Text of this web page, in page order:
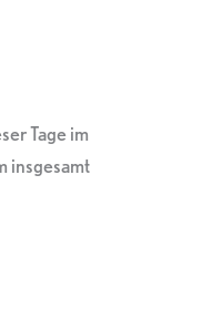
Tage im
insgesamt